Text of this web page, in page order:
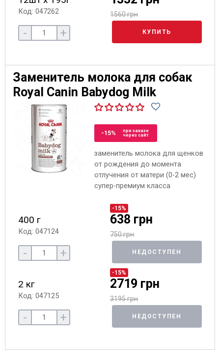
Код: 047262 1560 грн
- + КУПИТЬ
Заменитель молока для собак
Royal Canin Babydog Milk
-15%
при заказе
через сайт
заменитель молока для щенков
от рождения до момента
отлучения от матери (0-2 мес)
супер-премиум класса
400 г
Код: 047124
-15%
638 грн
750 грн
- + НЕДОСТУПЕН
2 кг
Код: 047125
-15%
2719 грн
3195 грн
- + НЕДОСТУПЕН